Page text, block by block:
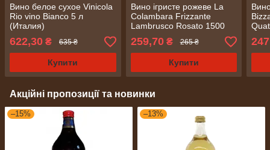
Вино белое сухое Vinicola
Rio vino Bianco 5 л
(Италия)
622,30 ₴ 635 ₴
Купити
Вино ігристе рожеве La
Colambara Frizzante
Lambrusco Rosato 1500
мл (Італія)
259,70₴ 265 ₴
Купити
Акційні пропозиції та новинки
–15% –13%